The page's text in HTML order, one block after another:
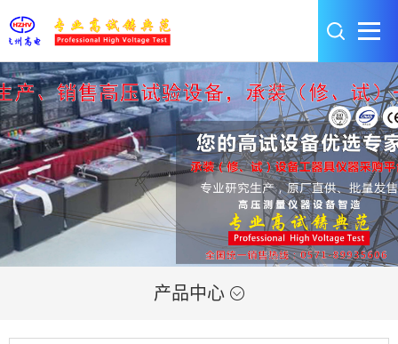
产品中心 